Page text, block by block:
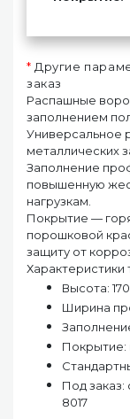
* Другие
заказ
Распашные
заполнением
Универсальное
металлических
Заполнение
повышенную
нагрузкам.
Покрытие —
порошковой
защиту от
Характеристики
Высота:
Ширина
Покрытие:
Под заказ:
8017